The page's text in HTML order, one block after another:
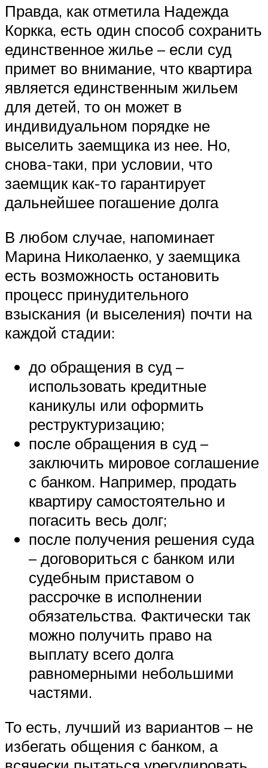
Правда, как отметила Надежда
Коркка, есть один способ сохранить
единственное жилье – если суд
примет во внимание, что квартира
является единственным жильем
для детей, то он может в
индивидуальном порядке не
выселить заемщика из нее. Но,
снова-таки, при условии, что
заемщик как-то гарантирует
дальнейшее погашение долга
В любом случае, напоминает
Марина Николаенко, у заемщика
есть возможность остановить
процесс принудительного
взыскания (и выселения) почти на
каждой стадии:
до обращения в суд –
использовать кредитные
каникулы или оформить
реструктуризацию;
после обращения в суд –
заключить мировое соглашение
с банком. Например, продать
квартиру самостоятельно и
погасить весь долг;
после получения решения суда
– договориться с банком или
судебным приставом о
рассрочке в исполнении
обязательства. Фактически так
можно получить право на
выплату всего долга
равномерными небольшими
частями.
То есть, лучший из вариантов – не
избегать общения с банком, а